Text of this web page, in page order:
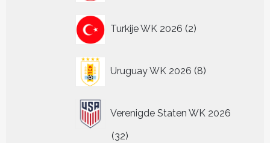
Turkije WK 2026 2
producten
Uruguay WK 2026 8
producten
Verenigde Staten WK 2026
3232